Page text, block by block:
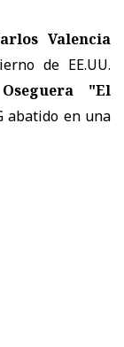
Valencia
de EE.UU.
"El
abatido en una